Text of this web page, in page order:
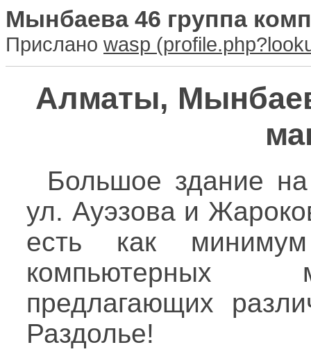
Мынбаева 46 группа
Прислано wasp
Алматы,
Большое здание
ул. Ауэзова и
есть как минимум
компьютерных
предлагающих
Раздолье!